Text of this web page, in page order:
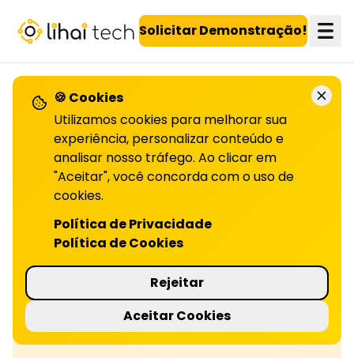
LiHai - Página inicial Solicitar Demonstração!
Confira todos os artigos!
O que são vendas consultivas
Entenda o que são vendas consultivas, como
aplicá-las e os benefícios desse modelo. Leia
no artigo!
🍪 Cookies
Utilizamos cookies para melhorar sua
experiência, personalizar conteúdo e
analisar nosso tráfego. Ao clicar em
"Aceitar", você concorda com o uso de
cookies.
Política de Privacidade
Política de Cookies
Rejeitar
Aceitar Cookies